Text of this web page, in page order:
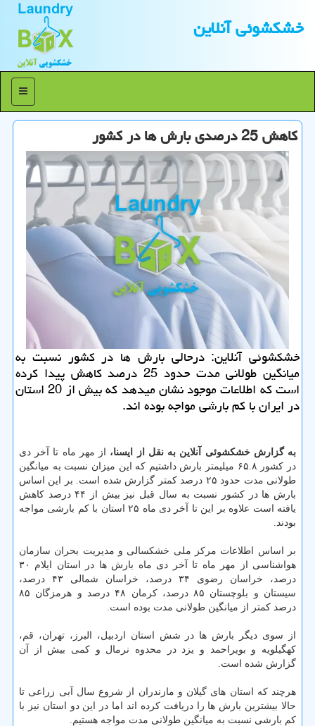
خشكشوئی آنلاین
منو
كاهش 25 درصدی بارش ها در كشور
خشکشوئی آنلاین: درحالی بارش ها در کشور نسبت به
میانگین طولانی مدت حدود 25 درصد کاهش پیدا کرده
است که اطلاعات موجود نشان میدهد که بیش از 20 استان
در ایران با کم بارشی مواجه بوده اند.
به گزارش خشکشوئی آنلاین به نقل از ایسنا، از مهر ماه تا آخر دی
در کشور ۶۵.۸ میلیمتر بارش داشتیم که این میزان نسبت به میانگین
طولانی مدت حدود ۲۵ درصد کمتر گزارش شده است. بر این اساس
بارش ها در کشور نسبت به سال قبل نیز بیش از ۴۴ درصد کاهش
یافته است علاوه بر این تا آخر دی ماه ۲۵ استان با کم بارشی مواجه
بودند.
بر اساس اطلاعات مرکز ملی خشکسالی و مدیریت بحران سازمان
هواشناسی از مهر ماه تا آخر دی ماه بارش ها در استان ایلام ۳۰
درصد، خراسان رضوی ۳۴ درصد، خراسان شمالی ۴۳ درصد،
سیستان و بلوچستان ۸۵ درصد، کرمان ۴۸ درصد و هرمزگان ۸۵
درصد کمتر از میانگین طولانی مدت بوده است.
از سوی دیگر بارش ها در شش استان اردبیل، البرز، تهران، قم،
کهگیلویه و بویراحمد و یزد در محدوه نرمال و کمی بیش از آن
گزارش شده است.
هرچند که استان های گیلان و مازندران از شروع سال آبی زراعی تا
حالا بیشترین بارش ها را دریافت کرده اند اما در این دو استان نیز با
کم بارشی نسبت به میانگین طولانی مدت مواجه هستیم.